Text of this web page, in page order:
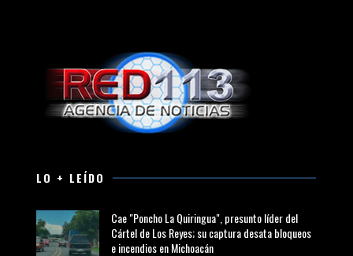
LO + LEÍDO
Cae "Poncho La Quiringua", presunto líder del
Cártel de Los Reyes; su captura desata bloqueos
e incendios en Michoacán